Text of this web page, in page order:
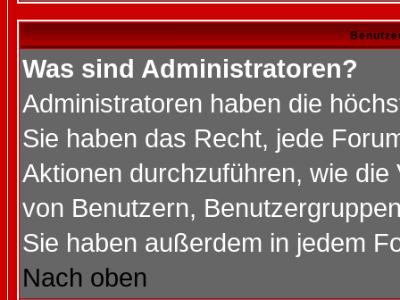
Was sind Administratoren?
Administratoren haben die
Sie haben das Recht, jede
Aktionen durchzuführen, wie
von Benutzern,
Sie haben außerdem in jedem
Nach oben